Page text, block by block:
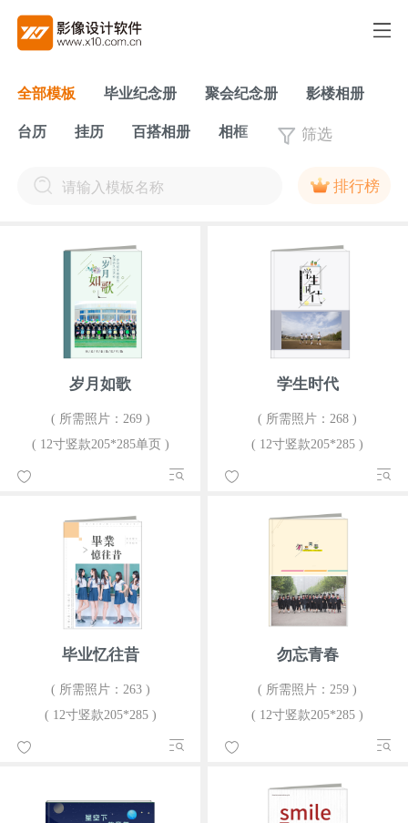
全部模板 毕业纪念册 聚会纪念册 影楼相册
台历 挂历 百搭相册 相框 筛选
排行榜
岁月如歌
( 所需照片：269 )
( 12寸竖款205*285单页 )
学生时代
( 所需照片：268 )
( 12寸竖款205*285 )
毕业忆往昔
( 所需照片：263 )
( 12寸竖款205*285 )
勿忘青春
( 所需照片：259 )
( 12寸竖款205*285 )